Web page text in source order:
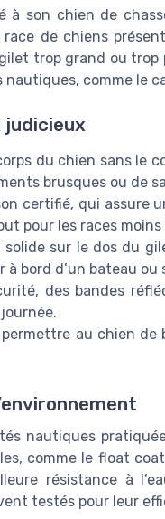
son chien de
de chiens
trop grand ou
comme le
judicieux
du chien sans le
brusques ou de
certifié, qui assure
pour les races moins
solide sur le dos du
bord d’un bateau ou
des bandes
au chien de
nautiques
comme le float
résistance à
testés pour leur